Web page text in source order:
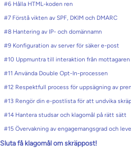
#6 Hålla HTML-koden ren
#7 Förstå vikten av SPF, DKIM och DMARC
#8 Hantering av IP- och domännamn
#9 Konfiguration av server för säker e-post
#10 Uppmuntra till interaktion från mottagaren
#11 Använda Double Opt-In-processen
#12 Respektfull process för uppsägning av
#13 Rengör din e-postlista för att undvika
#14 Hantera studsar och klagomål på rätt sätt
#15 Övervakning av engagemangsgrad och
Sluta få klagomål om skräppost!